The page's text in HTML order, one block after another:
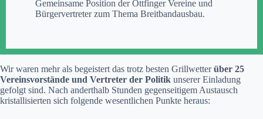
Gemeinsame Position der Ottfinger Vereine und
Bürgervertreter zum Thema Breitbandausbau.
Wir waren mehr als begeistert das trotz besten Grillwetterüber 25
Vereinsvorstände und Vertreter der Politik unserer Einladung
gefolgt sind. Nach anderthalb Stunden gegenseitigem Austausch
kristallisierten sich folgende wesentlichen Punkte heraus: